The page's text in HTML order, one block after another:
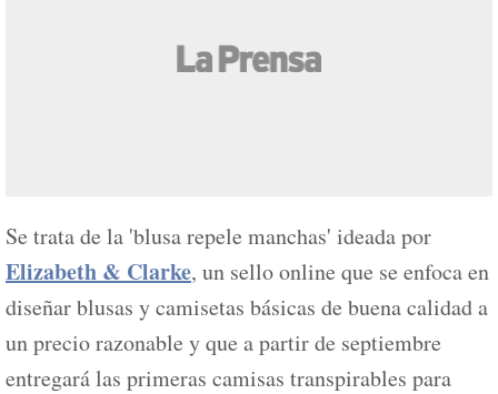
Se trata de la 'blusa repele manchas' ideada por
Elizabeth & Clarke, un sello online que se enfoca en
diseñar blusas y camisetas básicas de buena calidad a
un precio razonable y que a partir de septiembre
entregará las primeras camisas transpirables para